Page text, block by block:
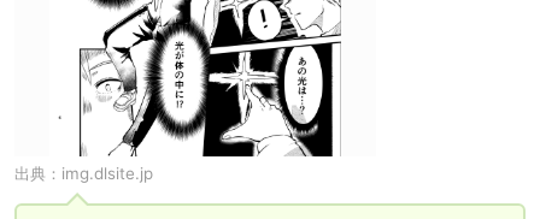
出典： img.dlsite.jp